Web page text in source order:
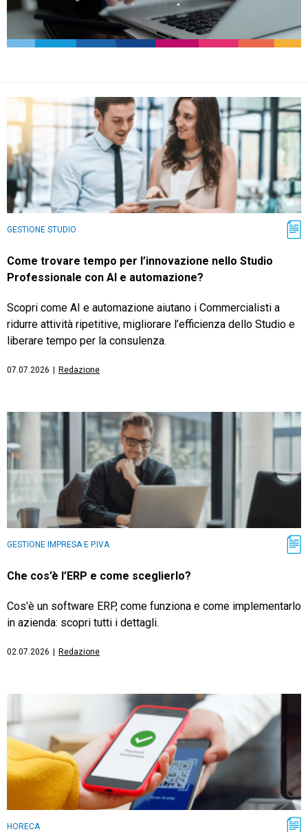
Trust Services
GESTIONE STUDIO
Come trovare tempo per l’innovazione nello Studio
Professionale con AI e automazione?
Scopri come AI e automazione aiutano i Commercialisti a
ridurre attività ripetitive, migliorare l’efficienza dello Studio e
liberare tempo per la consulenza.
07.07.2026 Redazione
GESTIONE IMPRESA E P.IVA
Che cos’è l’ERP e come sceglierlo?
Cos'è un software ERP, come funziona e come implementarlo
in azienda: scopri tutti i dettagli.
02.07.2026 Redazione
HORECA